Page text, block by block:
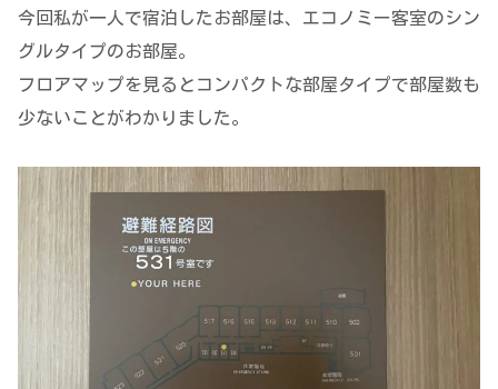
今回私が一人で宿泊したお部屋は、エコノミー客室のシン
グルタイプのお部屋。
フロアマップを見るとコンパクトな部屋タイプで部屋数も
少ないことがわかりました。